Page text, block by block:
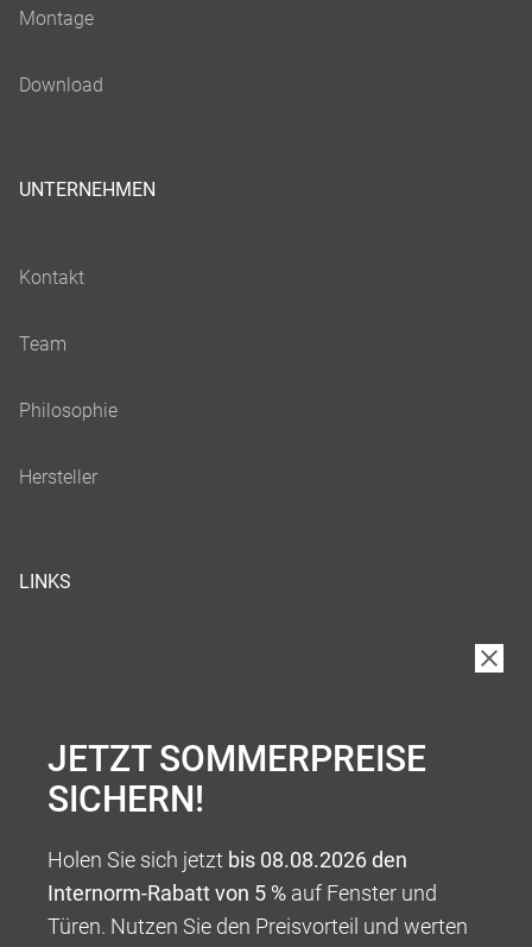
UNTERNEHMEN
LINKS
JETZT SOMMERPREISE
SICHERN!
Holen Sie sich jetzt bis 08.08.2026 den
Internorm-Rabatt von 5 % auf Fenster und
Türen. Nutzen Sie den Preisvorteil und werten